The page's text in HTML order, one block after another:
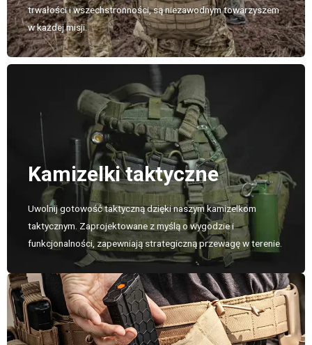
trwałości i wszechstronności, są niezawodnym towarzyszem
w każdej misji.
Kamizelki taktyczne
Uwolnij gotowość taktyczną dzięki naszym kamizelkom
taktycznym. Zaprojektowane z myślą o wygodzie i
funkcjonalności, zapewniają strategiczną przewagę w terenie.